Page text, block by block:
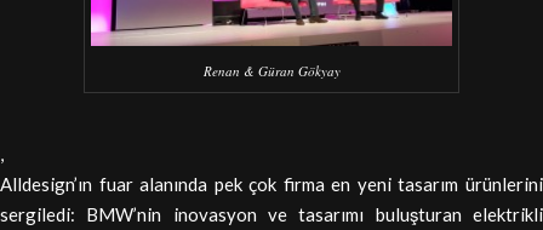
Renan & Güran Gökyay
,
Alldesign’ın fuar alanında pek çok firma en yeni tasarım ürünlerini
sergiledi: BMW’nin inovasyon ve tasarımı buluşturan elektrikli